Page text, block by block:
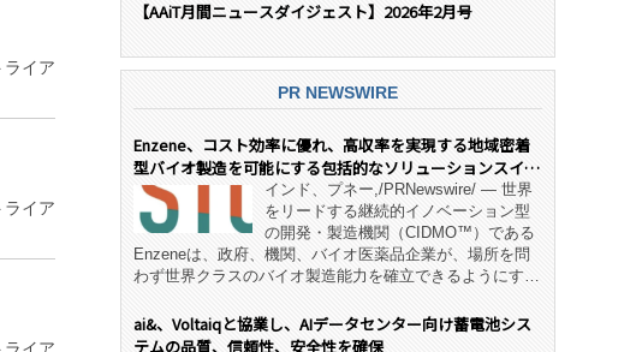
イア
イア
【AAiT月間ニュースダイジェスト】2026年2月号
PR NEWSWIRE
Enzene、コスト効率に優れ、高収率を実現する地域密着
型バイオ製造を可能にする包括的なソリューションスイー
ト「NeX™」 をリリースインド、プネー,/PRNewswire/ — 世界
をリードする継続的イノベーション型
の開発・製造機関（CIDMO™）である
Enzeneは、政府、機関、バイオ医薬品企業が、場所を問
わず世界クラスのバイオ製造能力を確立できるようにす
デル「NeX™」の立ち上げを発表しました。 同社の実績
あるEnzeneX® fully‑connected continuous
ai&、Voltaiqと協業し、AIデータセンター向け蓄電池シス
テムの品質、信頼性、安全性を確保